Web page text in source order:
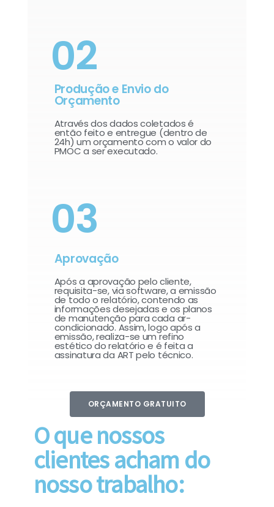
02
Produção e Envio do
Orçamento
Através dos dados coletados é
então feito e entregue (dentro de
24h) um orçamento com o valor do
PMOC a ser executado.
03
Aprovação
Após a aprovação pelo cliente,
requisita-se, via software, a emissão
de todo o relatório, contendo as
informações desejadas e os planos
de manutenção para cada ar-
condicionado. Assim, logo após a
emissão, realiza-se um refino
estético do relatório e é feita a
assinatura da ART pelo técnico.
ORÇAMENTO GRATUITO
O que nossos
clientes acham do
nosso trabalho: